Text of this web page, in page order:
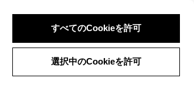
すべてのCookieを許可
選択中のCookieを許可